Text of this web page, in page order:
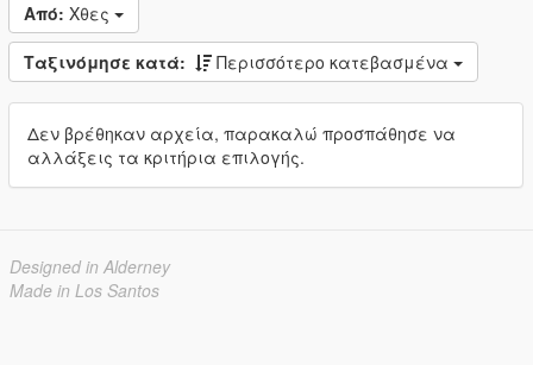
Από: Χθες
Ταξινόμησε κατά: Περισσότερο κατεβασμένα
Δεν βρέθηκαν αρχεία, παρακαλώ προσπάθησε να
αλλάξεις τα κριτήρια επιλογής.
Designed in Alderney
Made in Los Santos